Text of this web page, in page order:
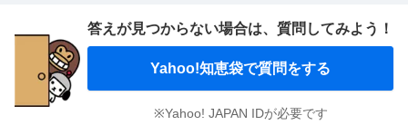
答えが見つからない場合は、 質問してみよう！
Yahoo!知恵袋で質問をする
※Yahoo! JAPAN IDが必要です